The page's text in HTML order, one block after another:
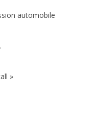
automobile
mobile…
mystery call »
mail